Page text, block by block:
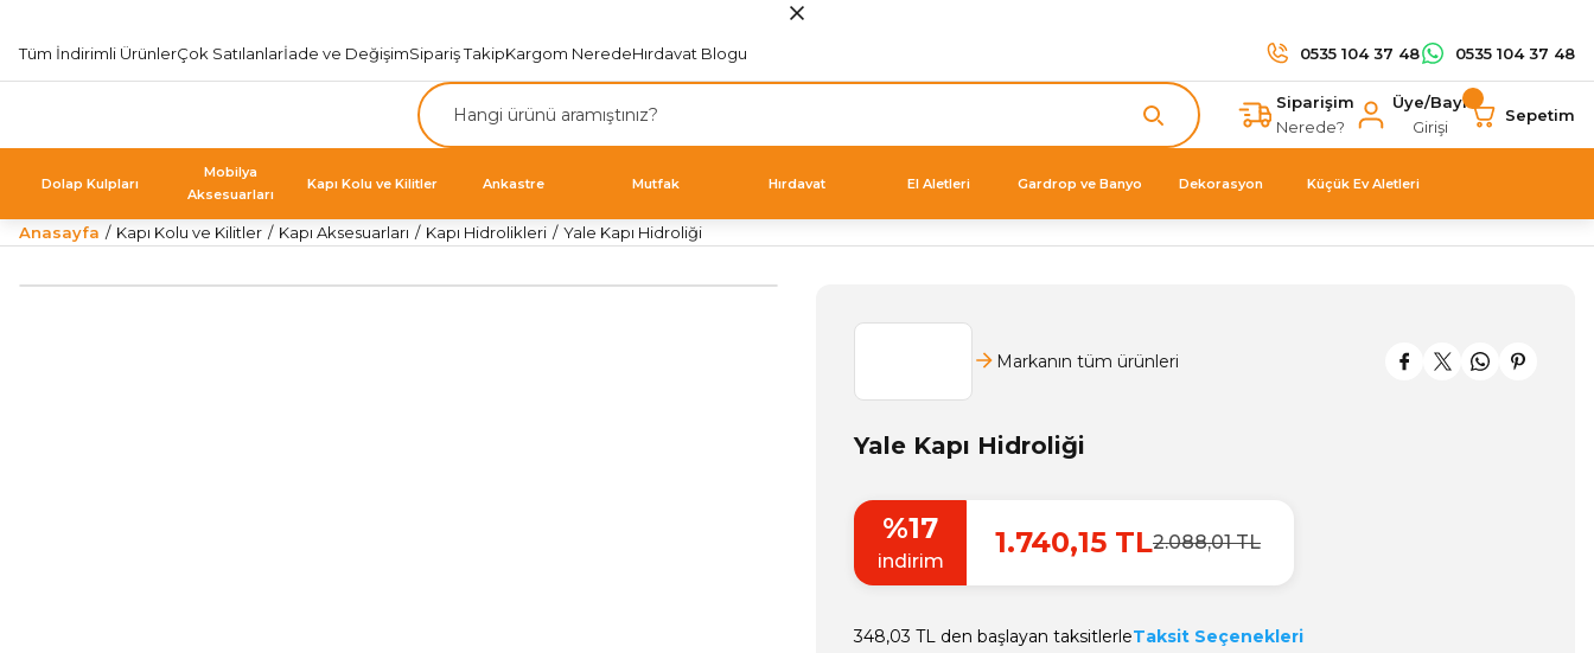
Tüm İndirimli ÜrünlerÇok Satılanlarİade ve DeğişimSipariş TakipKargom NeredeHırdavat Blogu 0535 104 37 48 0535 104 37 48
Siparişim
Nerede?
Üye/Bayi
Girişi
Sepetim
Dolap Kulpları
Mobilya
Aksesuarları
Kapı Kolu ve Kilitler Ankastre Mutfak Hırdavat El Aletleri Gardrop ve Banyo Dekorasyon Küçük Ev Aletleri
Anasayfa Kapı Kolu ve Kilitler Kapı Aksesuarları Kapı Hidrolikleri Yale Kapı Hidroliği
Markanın tüm ürünleri
Yale Kapı Hidroliği
%17
indirim
1.740,15 TL2.088,01 TL
348,03 TL den başlayan taksitlerleTaksit Seçenekleri